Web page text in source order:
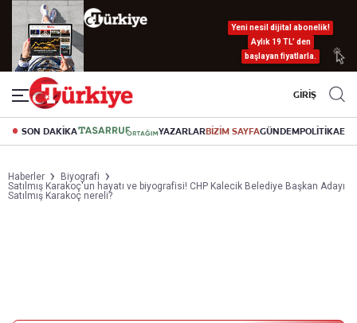
Yeni nesil dijital abonelik!
Aylık 19 TL’ den
başlayan fiyatlarla.
GİRİŞ
SON DAKİKA YAZARLARBİZİM SAYFAGÜNDEMPOLİTİKA
Haberler
Biyografi
Satılmış Karakoç'un hayatı ve biyografisi! CHP Kalecik Belediye Başkan Adayı
Satılmış Karakoç nereli?